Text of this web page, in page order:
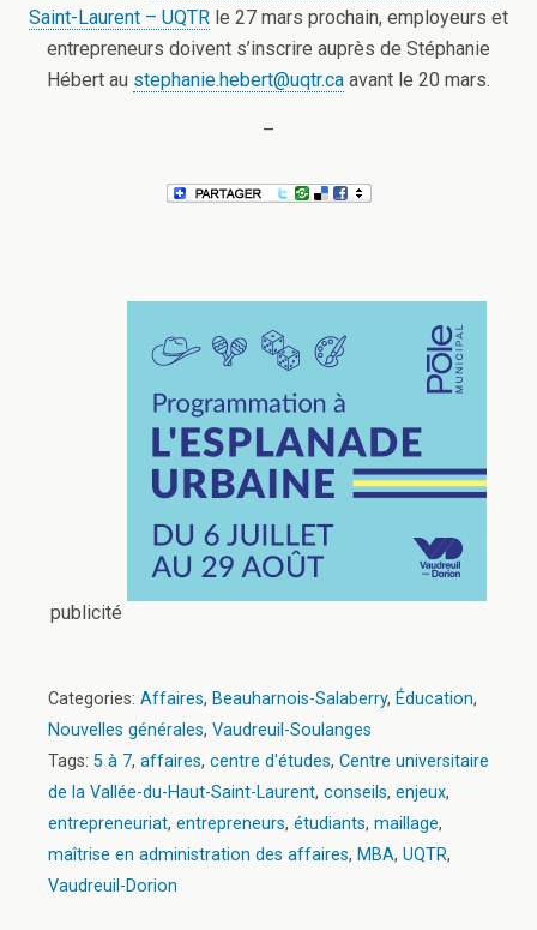
Saint-Laurent – UQTR le 27 mars prochain, employeurs et
entrepreneurs doivent s’inscrire auprès de Stéphanie
Hébert au stephanie.hebert@uqtr.ca avant le 20 mars.
–
publicité
Categories: Affaires, Beauharnois-Salaberry, Éducation,
Nouvelles générales, Vaudreuil-Soulanges
Tags: 5 à 7, affaires, centre d'études, Centre universitaire
de la Vallée-du-Haut-Saint-Laurent, conseils, enjeux,
entrepreneuriat, entrepreneurs, étudiants, maillage,
maîtrise en administration des affaires, MBA, UQTR,
Vaudreuil-Dorion